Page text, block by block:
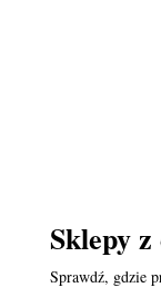
Sklepy
Sprawdź, gdzie